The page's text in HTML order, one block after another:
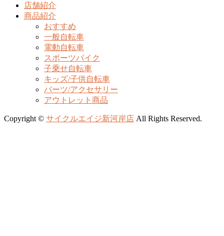
店舗紹介
商品紹介
おすすめ
一般自転車
電動自転車
スポーツバイク
子乗せ自転車
キッズ/子供自転車
パーツ/アクセサリー
アウトレット商品
Copyright © サイクルエイジ新河岸店 All Rights Reserved.